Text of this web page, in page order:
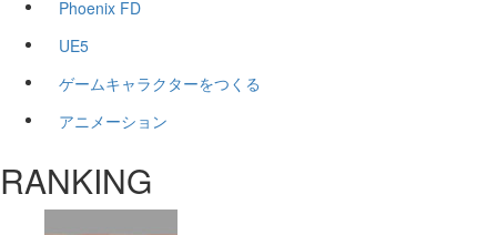
Phoenix FD
UE5
ゲームキャラクターをつくる
アニメーション
RANKING